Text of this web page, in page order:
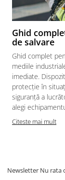
Ghid
de salvare
Ghid complet
mediile
imediate.
protecție în
siguranță a
alegi
Citeste mai mult
Newsletter Nu rata